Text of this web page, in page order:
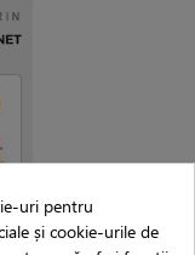
uri pentru
și cookie-urile de